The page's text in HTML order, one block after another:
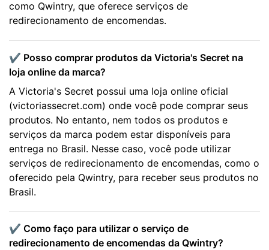
como Qwintry, que oferece serviços de
redirecionamento de encomendas.
✔️ Posso comprar produtos da Victoria's Secret na
loja online da marca?
A Victoria's Secret possui uma loja online oficial
(victoriassecret.com) onde você pode comprar seus
produtos. No entanto, nem todos os produtos e
serviços da marca podem estar disponíveis para
entrega no Brasil. Nesse caso, você pode utilizar
serviços de redirecionamento de encomendas, como o
oferecido pela Qwintry, para receber seus produtos no
Brasil.
✔️ Como faço para utilizar o serviço de
redirecionamento de encomendas da Qwintry?